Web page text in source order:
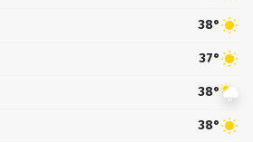
38°
37°
38°
38°